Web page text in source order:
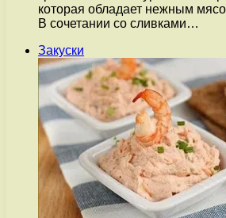
которая обладает нежным
В сочетании со сливками…
Закуски